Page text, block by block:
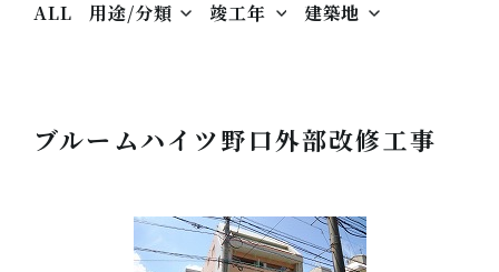
ALL 用途/分類 竣工年 建築地
ブルームハイツ野口外部改修工事